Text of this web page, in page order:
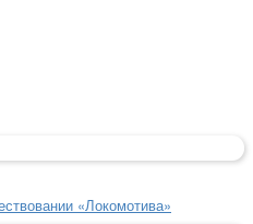
«Локомотива»